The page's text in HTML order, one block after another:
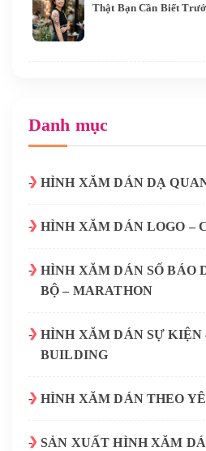
Thật Bạn Cần Biết
Danh mục
HÌNH XĂM DÁN DẠ
HÌNH XĂM DÁN LOGO –
HÌNH XĂM DÁN SỐ BÁO
BỘ – MARATHON
HÌNH XĂM DÁN SỰ KIỆN
BUILDING
HÌNH XĂM DÁN THEO
SẢN XUẤT HÌNH XĂM